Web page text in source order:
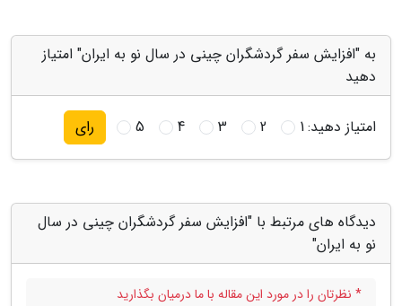
به "افزایش سفر گردشگران چینی در سال نو به ایران" امتیاز
دهید
امتیاز دهید:1
2
3
4
5 رای
دیدگاه های مرتبط با "افزایش سفر گردشگران چینی در سال
نو به ایران"
* نظرتان را در مورد این مقاله با ما درمیان بگذارید